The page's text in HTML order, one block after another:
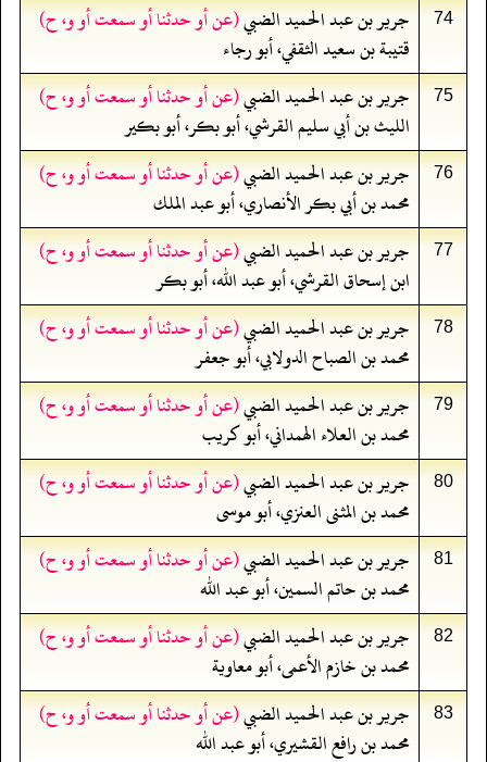
74 جرير بن عبد الحميد الضبي(عن أو حدثنا أو سمعت أو و، ح)
قتيبة بن سعيد الثقفي، أبو رجاء
75 جرير بن عبد الحميد الضبي(عن أو حدثنا أو سمعت أو و، ح)
الليث بن أبي سليم القرشي، أبو بكر، أبو بكير
76 جرير بن عبد الحميد الضبي(عن أو حدثنا أو سمعت أو و، ح)
محمد بن أبي بكر الأنصاري، أبو عبد الملك
77 جرير بن عبد الحميد الضبي(عن أو حدثنا أو سمعت أو و، ح)
ابن إسحاق القرشي، أبو عبد الله، أبو بكر
78 جرير بن عبد الحميد الضبي(عن أو حدثنا أو سمعت أو و، ح)
محمد بن الصباح الدولابي، أبو جعفر
79 جرير بن عبد الحميد الضبي(عن أو حدثنا أو سمعت أو و، ح)
محمد بن العلاء الهمداني، أبو كريب
80 جرير بن عبد الحميد الضبي(عن أو حدثنا أو سمعت أو و، ح)
محمد بن المثنى العنزي، أبو موسى
81 جرير بن عبد الحميد الضبي(عن أو حدثنا أو سمعت أو و، ح)
محمد بن حاتم السمين، أبو عبد الله
82 جرير بن عبد الحميد الضبي(عن أو حدثنا أو سمعت أو و، ح)
محمد بن خازم الأعمى، أبو معاوية
83 جرير بن عبد الحميد الضبي(عن أو حدثنا أو سمعت أو و، ح)
محمد بن رافع القشيري، أبو عبد الله